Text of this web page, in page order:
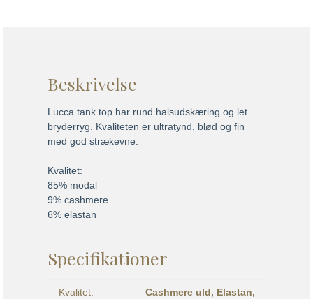
Beskrivelse
Lucca tank top har rund halsudskæring og let
bryderryg. Kvaliteten er ultratynd, blød og fin
med god strækevne.
Kvalitet:
85% modal
9% cashmere
6% elastan
Specifikationer
Kvalitet: Cashmere uld, Elastan,